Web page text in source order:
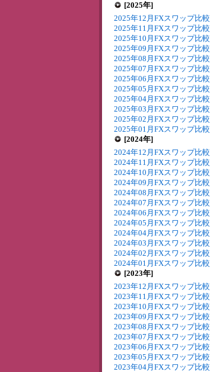
[2025年]
2025年12月FXスワップ比較
2025年11月FXスワップ比較
2025年10月FXスワップ比較
2025年09月FXスワップ比較
2025年08月FXスワップ比較
2025年07月FXスワップ比較
2025年06月FXスワップ比較
2025年05月FXスワップ比較
2025年04月FXスワップ比較
2025年03月FXスワップ比較
2025年02月FXスワップ比較
2025年01月FXスワップ比較
[2024年]
2024年12月FXスワップ比較
2024年11月FXスワップ比較
2024年10月FXスワップ比較
2024年09月FXスワップ比較
2024年08月FXスワップ比較
2024年07月FXスワップ比較
2024年06月FXスワップ比較
2024年05月FXスワップ比較
2024年04月FXスワップ比較
2024年03月FXスワップ比較
2024年02月FXスワップ比較
2024年01月FXスワップ比較
[2023年]
2023年12月FXスワップ比較
2023年11月FXスワップ比較
2023年10月FXスワップ比較
2023年09月FXスワップ比較
2023年08月FXスワップ比較
2023年07月FXスワップ比較
2023年06月FXスワップ比較
2023年05月FXスワップ比較
2023年04月FXスワップ比較